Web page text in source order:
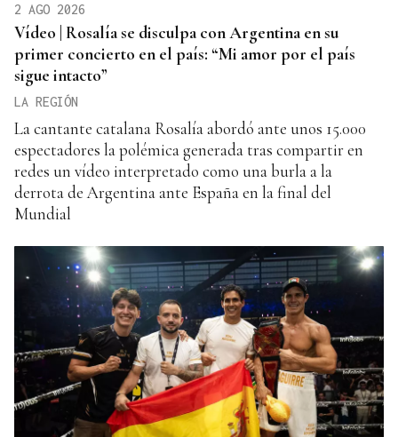
2 AGO 2026
Vídeo | Rosalía se disculpa con Argentina en su
primer concierto en el país: “Mi amor por el país
sigue intacto”
LA REGIÓN
La cantante catalana Rosalía abordó ante unos 15.000
espectadores la polémica generada tras compartir en
redes un vídeo interpretado como una burla a la
derrota de Argentina ante España en la final del
Mundial